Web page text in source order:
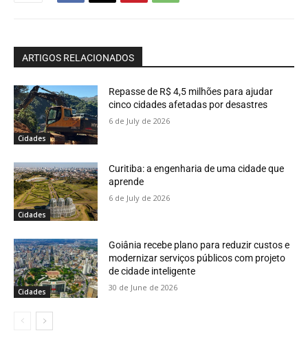
ARTIGOS RELACIONADOS
Cidades
Repasse de R$ 4,5 milhões para ajudar
cinco cidades afetadas por desastres
6 de July de 2026
Cidades
Curitiba: a engenharia de uma cidade que
aprende
6 de July de 2026
Cidades
Goiânia recebe plano para reduzir custos e
modernizar serviços públicos com projeto
de cidade inteligente
30 de June de 2026